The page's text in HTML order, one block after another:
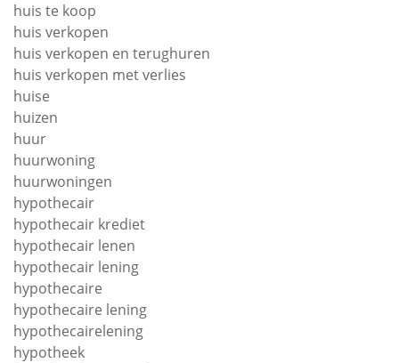
huis te koop
huis verkopen
huis verkopen en terughuren
huis verkopen met verlies
huise
huizen
huur
huurwoning
huurwoningen
hypothecair
hypothecair krediet
hypothecair lenen
hypothecair lening
hypothecaire
hypothecaire lening
hypothecairelening
hypotheek